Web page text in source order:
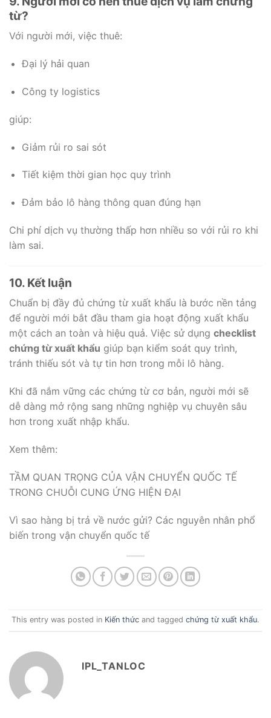
từ?
Với người mới, việc thuê:
Đại lý hải quan
Công ty logistics
giúp:
Giảm rủi ro sai sót
Tiết kiệm thời gian học quy trình
Đảm bảo lô hàng thông quan đúng hạn
Chi phí dịch vụ thường thấp hơn nhiều so với rủi ro khi
làm sai.
10. Kết luận
Chuẩn bị đầy đủ chứng từ xuất khẩu là bước nền tảng
để người mới bắt đầu tham gia hoạt động xuất khẩu
một cách an toàn và hiệu quả. Việc sử dụng checklist
chứng từ xuất khẩu giúp bạn kiểm soát quy trình,
tránh thiếu sót và tự tin hơn trong mỗi lô hàng.
Khi đã nắm vững các chứng từ cơ bản, người mới sẽ
dễ dàng mở rộng sang những nghiệp vụ chuyên sâu
hơn trong xuất nhập khẩu.
Xem thêm:
TẦM QUAN TRỌNG CỦA VẬN CHUYỂN QUỐC TẾ
TRONG CHUỖI CUNG ỨNG HIỆN ĐẠI
Vì sao hàng bị trả về nước gửi? Các nguyên nhân phổ
biến trong vận chuyển quốc tế
This entry was posted in Kiến thức and tagged chứng từ xuất khẩu.
IPL_TANLOC